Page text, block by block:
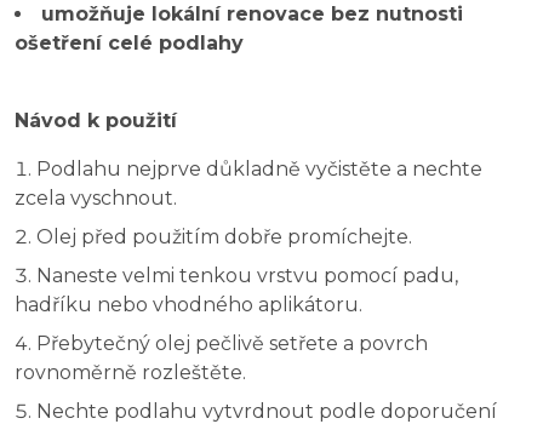
umožňuje lokální renovace bez nutnosti
ošetření celé podlahy
Návod k použití
Podlahu nejprve důkladně vyčistěte a nechte
zcela vyschnout.
Olej před použitím dobře promíchejte.
Naneste velmi tenkou vrstvu pomocí padu,
hadříku nebo vhodného aplikátoru.
Přebytečný olej pečlivě setřete a povrch
rovnoměrně rozleštěte.
Nechte podlahu vytvrdnout podle doporučení